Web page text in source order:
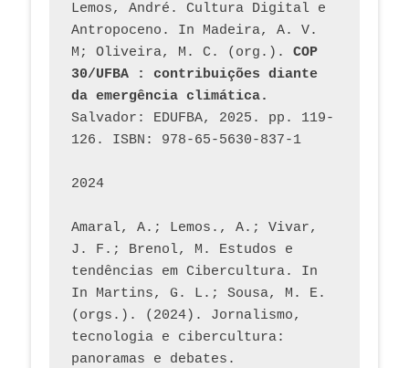
Lemos, André. Cultura Digital e
Antropoceno. In Madeira, A. V.
M; Oliveira, M. C. (org.). COP
30/UFBA : contribuições diante
da emergência climática.
Salvador: EDUFBA, 2025. pp. 119-
126. ISBN: 978-65-5630-837-1
2024
Amaral, A.; Lemos., A.; Vivar,
J. F.; Brenol, M. Estudos e
tendências em Cibercultura. In
In Martins, G. L.; Sousa, M. E.
(orgs.). (2024). Jornalismo,
tecnologia e cibercultura:
panoramas e debates.